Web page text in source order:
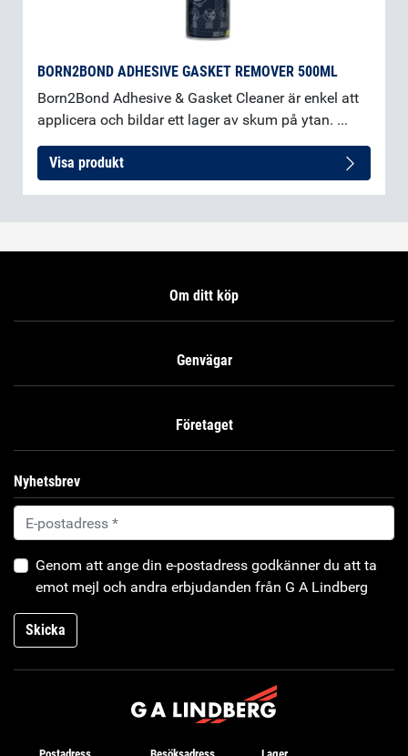
BORN2BOND ADHESIVE GASKET REMOVER 500ML
Born2Bond Adhesive & Gasket Cleaner är enkel att
applicera och bildar ett lager av skum på ytan. ...
Visa produkt
Om ditt köp
Genvägar
Företaget
Nyhetsbrev
Genom att ange din e-postadress godkänner du att ta
emot mejl och andra erbjudanden från G A Lindberg
Skicka